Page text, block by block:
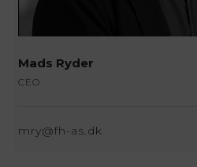
Mads Ryder
CEO
mry@fh-as.dk